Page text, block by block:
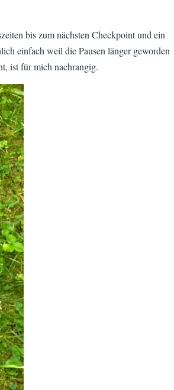
bis zum nächsten Checkpoint und ein
einfach weil die Pausen länger geworden
ist für mich nachrangig.